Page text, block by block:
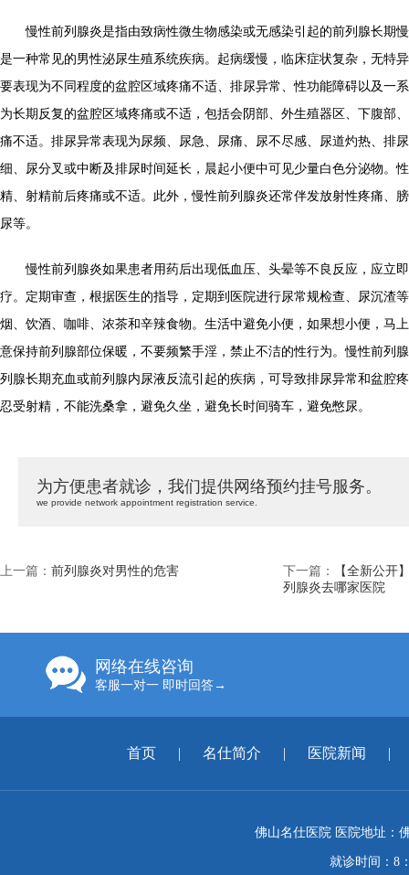
慢性前列腺炎是指由致病性微生物感染或无感染引起的前列腺长期
是一种常见的男性泌尿生殖系统疾病。起病缓慢，临床症状复杂，无特
要表现为不同程度的盆腔区域疼痛不适、排尿异常、性功能障碍以及一
为长期反复的盆腔区域疼痛或不适，包括会阴部、外生殖器区、下腹部
痛不适。排尿异常表现为尿频、尿急、尿痛、尿不尽感、尿道灼热、排
细、尿分叉或中断及排尿时间延长，晨起小便中可见少量白色分泌物。
精、射精前后疼痛或不适。此外，慢性前列腺炎还常伴发放射性疼痛、
尿等。
慢性前列腺炎如果患者用药后出现低血压、头晕等不良反应，应立
疗。定期审查，根据医生的指导，定期到医院进行尿常规检查、尿沉渣
烟、饮酒、咖啡、浓茶和辛辣食物。生活中避免小便，如果想小便，马
意保持前列腺部位保暖，不要频繁手淫，禁止不洁的性行为。慢性前列
列腺长期充血或前列腺内尿液反流引起的疾病，可导致排尿异常和盆腔
忍受射精，不能洗桑拿，避免久坐，避免长时间骑车，避免憋尿。
为方便患者就诊，我们提供网络预约挂号服务。
we provide network appointment registration service.
上一篇： 前列腺炎对男性的危害 下一篇：
【全新公开
列腺炎去哪家医院
网络在线咨询
客服一对一 即时回答→
首页 | 名仕简介 | 医院新闻 |
佛山名仕医院 医院地址：
就诊时间：8